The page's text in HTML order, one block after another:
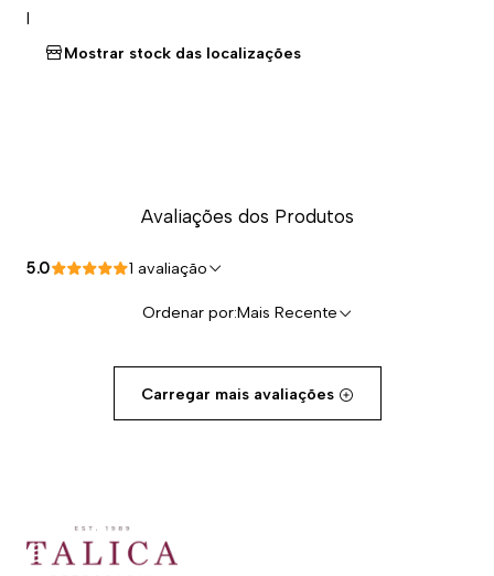
|
Mostrar stock das localizações
Avaliações dos Produtos
5.0 1 avaliação
Ordenar por:Mais Recente
Carregar mais avaliações